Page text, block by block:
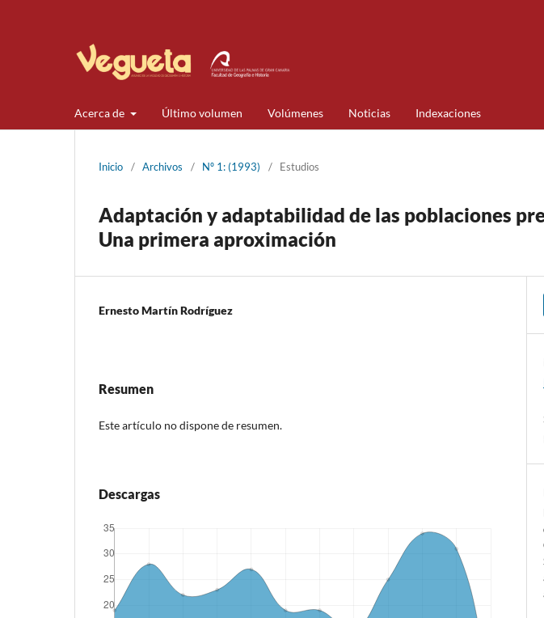
Acerca de Último volumen Volúmenes Noticias Indexaciones
Inicio / Archivos / Nº 1: (1993) / Estudios
Adaptación y adaptabilidad de las poblaciones
Una primera aproximación
Ernesto Martín Rodríguez
Resumen
Este artículo no dispone de resumen.
Descargas